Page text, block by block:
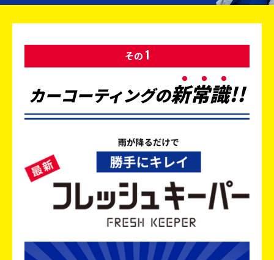
その 1
カーコーティングの新常識!!